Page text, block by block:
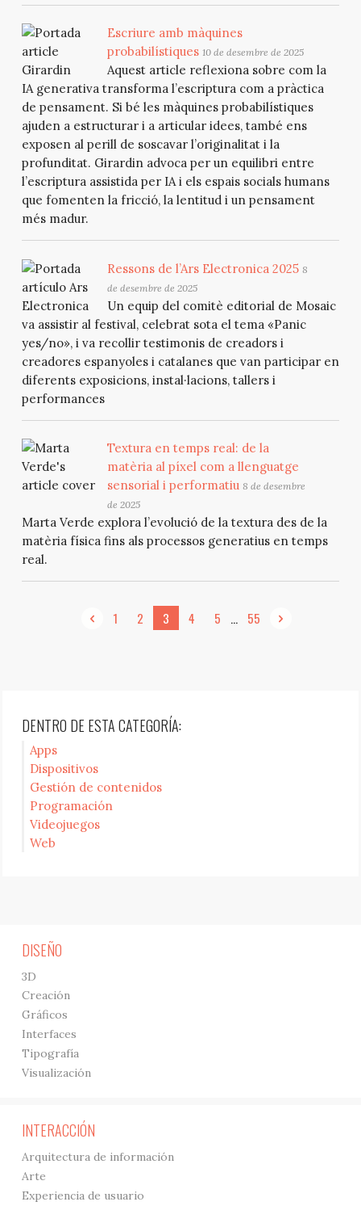
Escriure amb màquines
probabilístiques 10 de desembre de 2025
Aquest article reflexiona sobre com la
IA generativa transforma l’escriptura com a pràctica
de pensament. Si bé les màquines probabilístiques
ajuden a estructurar i a articular idees, també ens
exposen al perill de soscavar l’originalitat i la
profunditat. Girardin advoca per un equilibri entre
l’escriptura assistida per IA i els espais socials humans
que fomenten la fricció, la lentitud i un pensament
més madur.
Ressons de l’Ars Electronica 2025 8
de desembre de 2025
Un equip del comitè editorial de Mosaic
va assistir al festival, celebrat sota el tema «Panic
yes/no», i va recollir testimonis de creadors i
creadores espanyoles i catalanes que van participar en
diferents exposicions, instal·lacions, tallers i
performances
Textura en temps real: de la
matèria al píxel com a llenguatge
sensorial i performatiu 8 de desembre
de 2025
Marta Verde explora l’evolució de la textura des de la
matèria física fins als processos generatius en temps
real.
1 2 3 4 5 ... 55
DENTRO DE ESTA CATEGORÍA:
Apps
Dispositivos
Gestión de contenidos
Programación
Videojuegos
Web
DISEÑO
3D
Creación
Gráficos
Interfaces
Tipografía
Visualización
INTERACCIÓN
Arquitectura de información
Arte
Experiencia de usuario